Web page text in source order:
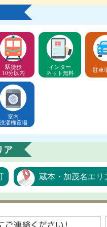
駅徒歩
10分以内
インター
ネット無料
駐車
室内
洗濯機置場
ア
蔵本・加茂名エリ